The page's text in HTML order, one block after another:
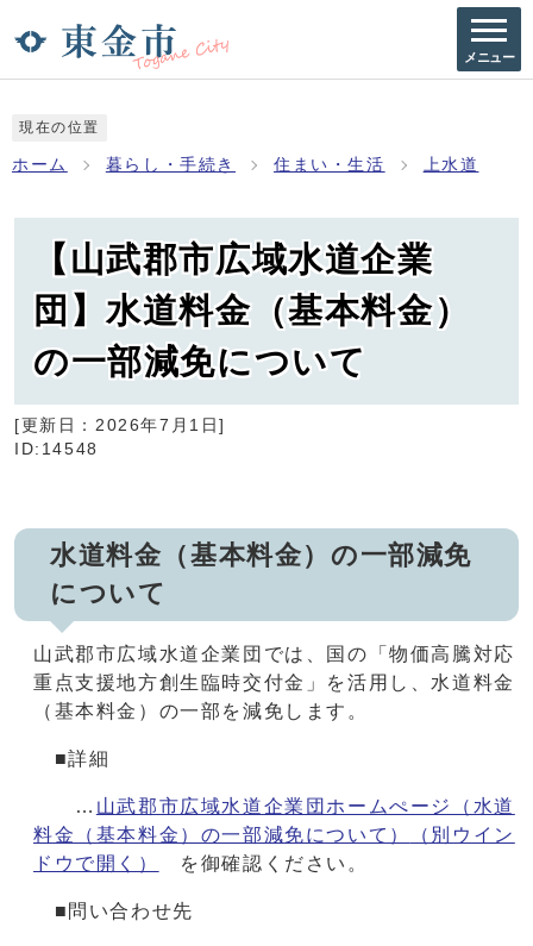
メニュー
現在の位置
ホーム 暮らし・手続き 住まい・生活 上水道
【山武郡市広域水道企業
団】水道料金（基本料金）
の一部減免について
[更新日： 2026年7月1日]
ID:14548
水道料金（基本料金）の一部減免
について
山武郡市広域水道企業団では、国の「物価高騰対応
重点支援地方創生臨時交付金」を活用し、水道料金
（基本料金）の一部を減免します。
■詳細
… 山武郡市広域水道企業団ホームぺージ（水道
料金（基本料金）の一部減免について）
（別ウイン
ドウで開く）
を御確認ください。
■問い合わせ先